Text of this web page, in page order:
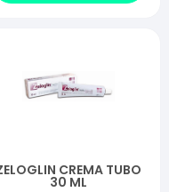
CREMA TUBO
30 ML